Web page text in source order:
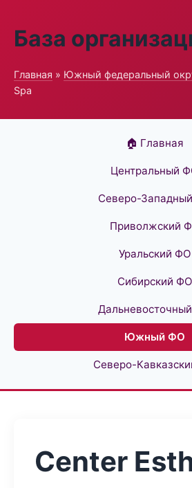
База
Главная » Южный федеральный
Spa
🏠 Главная
Центральный
Северо-
Приволжский
Уральский ФО
Сибирский ФО
Южный ФО
Северо-
Center